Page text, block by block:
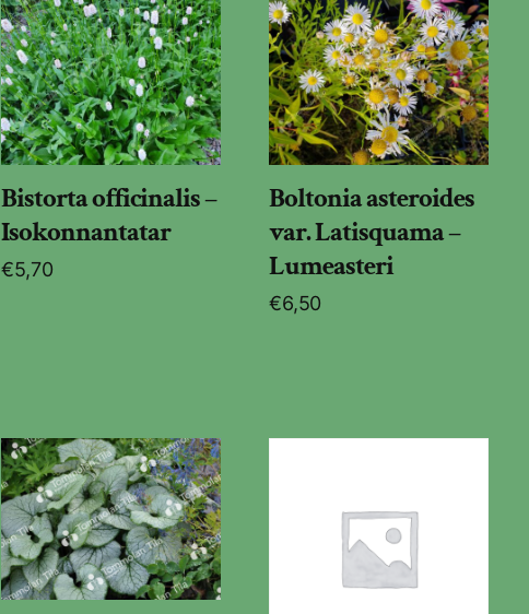
Bistorta officinalis –
Isokonnantatar
€5,70
Boltonia asteroides
var. Latisquama –
Lumeasteri
€6,50